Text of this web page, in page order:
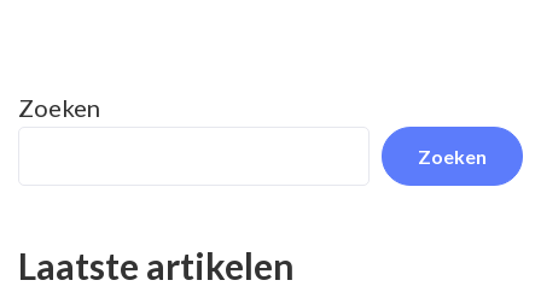
Zoeken
Zoeken
Laatste artikelen